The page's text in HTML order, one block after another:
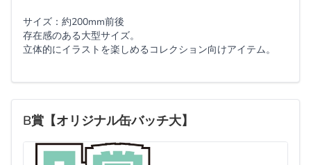
サイズ：約200mm前後
存在感のある大型サイズ。
立体的にイラストを楽しめるコレクション向けアイテム。
B賞【オリジナル缶バッチ大】